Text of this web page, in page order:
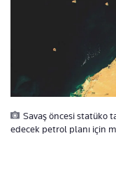
Savaş öncesi statüko
edecek petrol planı için